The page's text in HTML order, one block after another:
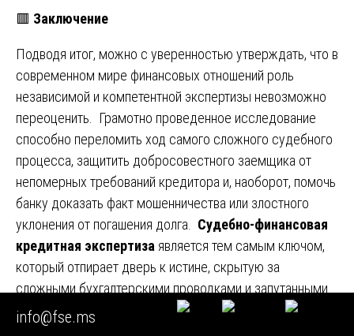
🟥 Заключение
Подводя итог, можно с уверенностью утверждать, что в
современном мире финансовых отношений роль
независимой и компетентной экспертизы невозможно
переоценить. Грамотно проведенное исследование
способно переломить ход самого сложного судебного
процесса, защитить добросовестного заемщика от
непомерных требований кредитора и, наоборот, помочь
банку доказать факт мошенничества или злостного
уклонения от погашения долга. Судебно-финансовая
кредитная экспертиза является тем самым ключом,
который отпирает дверь к истине, скрытую за
сложными бухгалтерскими проводками и запутанными
финансовыми схемами.
info@fse.ms